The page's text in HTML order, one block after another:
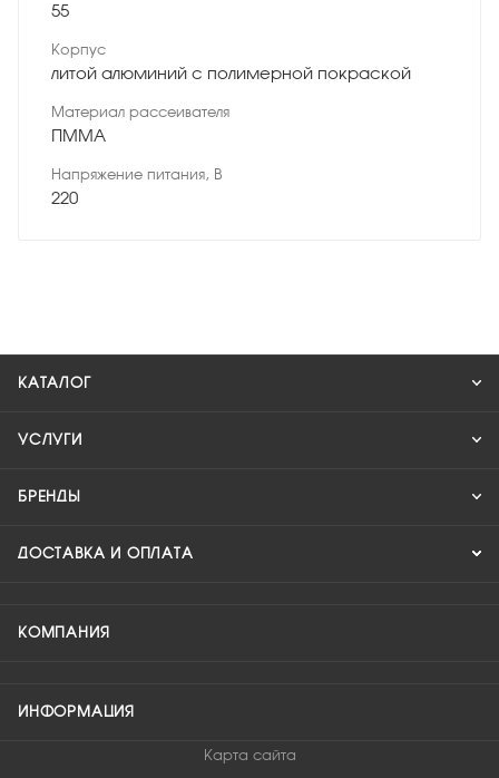
55
Корпус
литой алюминий с полимерной покраской
Материал рассеивателя
ПММА
Напряжение питания, В
220
КАТАЛОГ
УСЛУГИ
БРЕНДЫ
ДОСТАВКА И ОПЛАТА
КОМПАНИЯ
ИНФОРМАЦИЯ
Карта сайта